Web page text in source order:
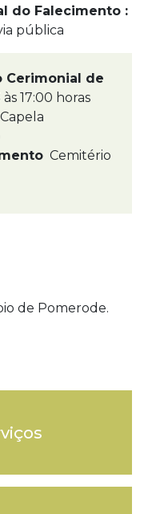
do Falecimento :
pública
Cerimonial de
17:00 horas
Capela
Cemitério
de Pomerode.